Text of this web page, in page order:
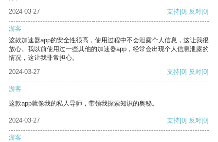
2024-03-27
支持[0] 反对[0]
游客
这款加速器app的安全性很高，使用过程中不会泄露个人信息，这让我很
放心。我以前使用过一些其他的加速器app，经常会出现个人信息泄露的
情况，这让我非常担心。
2024-03-27
支持[0] 反对[0]
游客
这款app就像我的私人导师，带领我探索知识的奥秘。
2024-03-27 支持[0] 反对[0]
游客